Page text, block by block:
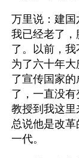
万里说：建国
我已经老了
了。以前，我
为了六十年
了宣传国家
了，一直没
教授到我这
总说他是改
一代。